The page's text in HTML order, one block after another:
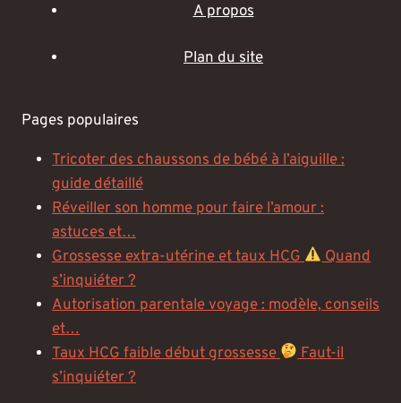
A propos
Plan du site
Pages populaires
Tricoter des chaussons de bébé à l’aiguille :
guide détaillé
Réveiller son homme pour faire l’amour :
astuces et…
Grossesse extra-utérine et taux HCG
Quand
s’inquiéter ?
Autorisation parentale voyage : modèle, conseils
et…
Taux HCG faible début grossesse
Faut-il
s’inquiéter ?